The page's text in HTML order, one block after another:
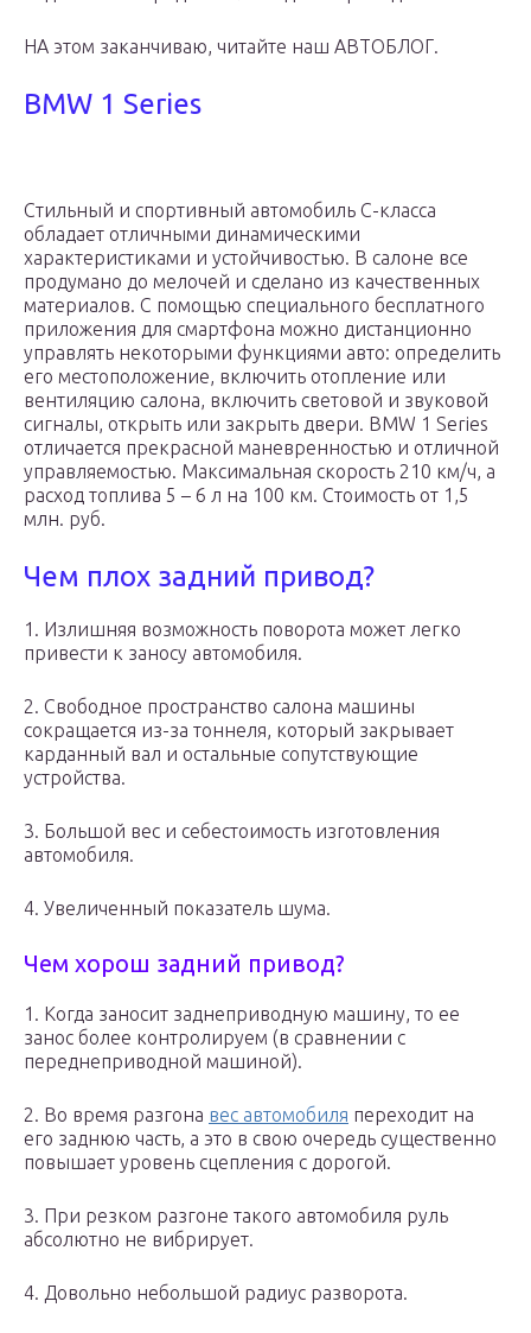
НА этом заканчиваю, читайте наш АВТОБЛОГ.
BMW 1 Series
Стильный и спортивный автомобиль С-класса
обладает отличными динамическими
характеристиками и устойчивостью. В салоне все
продумано до мелочей и сделано из качественных
материалов. С помощью специального бесплатного
приложения для смартфона можно дистанционно
управлять некоторыми функциями авто: определить
его местоположение, включить отопление или
вентиляцию салона, включить световой и звуковой
сигналы, открыть или закрыть двери. BMW 1 Series
отличается прекрасной маневренностью и отличной
управляемостью. Максимальная скорость 210 км/ч, а
расход топлива 5 – 6 л на 100 км. Стоимость от 1,5
млн. руб.
Чем плох задний привод?
1. Излишняя возможность поворота может легко
привести к заносу автомобиля.
2. Свободное пространство салона машины
сокращается из-за тоннеля, который закрывает
карданный вал и остальные сопутствующие
устройства.
3. Большой вес и себестоимость изготовления
автомобиля.
4. Увеличенный показатель шума.
Чем хорош задний привод?
1. Когда заносит заднеприводную машину, то ее
занос более контролируем (в сравнении с
переднеприводной машиной).
2. Во время разгона вес автомобиля переходит на
его заднюю часть, а это в свою очередь существенно
повышает уровень сцепления с дорогой.
3. При резком разгоне такого автомобиля руль
абсолютно не вибрирует.
4. Довольно небольшой радиус разворота.